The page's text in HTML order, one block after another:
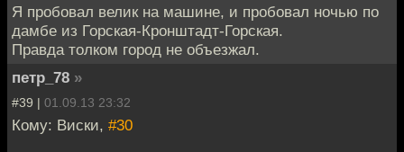
Я пробовал велик на машине, и пробовал ночью по
дамбе из Горская-Кронштадт-Горская.
Правда толком город не объезжал.
петр_78 »
#39 | 01.09.13 23:32
Кому: Виски, #30